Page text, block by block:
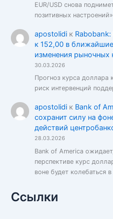
EUR/USD снова
позитивных
apostolidiк Rabobank:
к 152,00 в
изменения рыночных
30.03.2026
Прогноз курса доллара
риск интервенций
apostolidiк Bank of
сохранит силу на
действий
28.03.2026
Bank of America
перспективе курс
воне будет колебаться
Ссылки